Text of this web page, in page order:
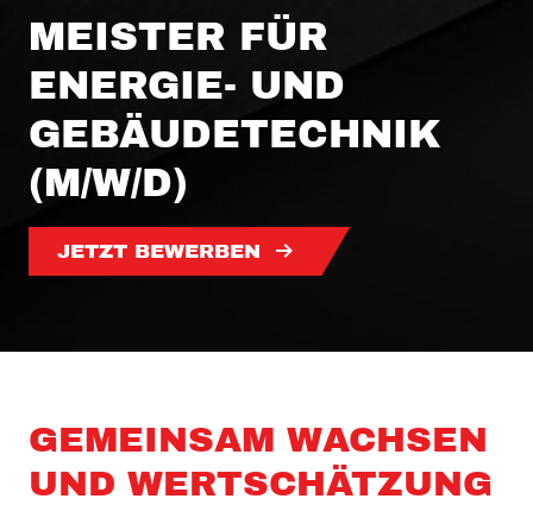
MEISTER FÜR
ENERGIE- UND
GEBÄUDE­TECHNIK
(M/W/D)
JETZT BEWERBEN
GEMEINSAM WACHSEN
UND WERT­SCHÄTZUNG